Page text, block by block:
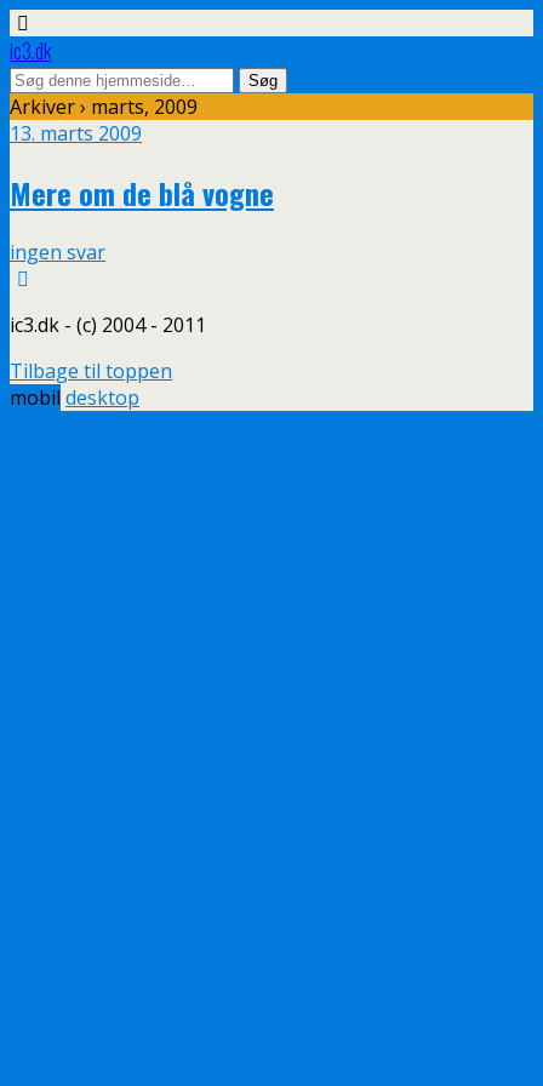
ic3.dk
Arkiver › marts, 2009
13. marts 2009
Mere om de blå vogne
ingen svar
ic3.dk - (c) 2004 - 2011
Tilbage til toppen
mobil desktop